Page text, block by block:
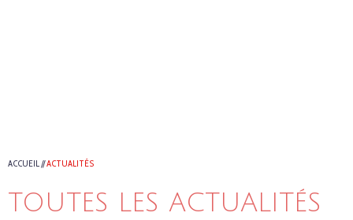
ACCUEIL//ACTUALITÉS
TOUTES LES ACTUALITÉS